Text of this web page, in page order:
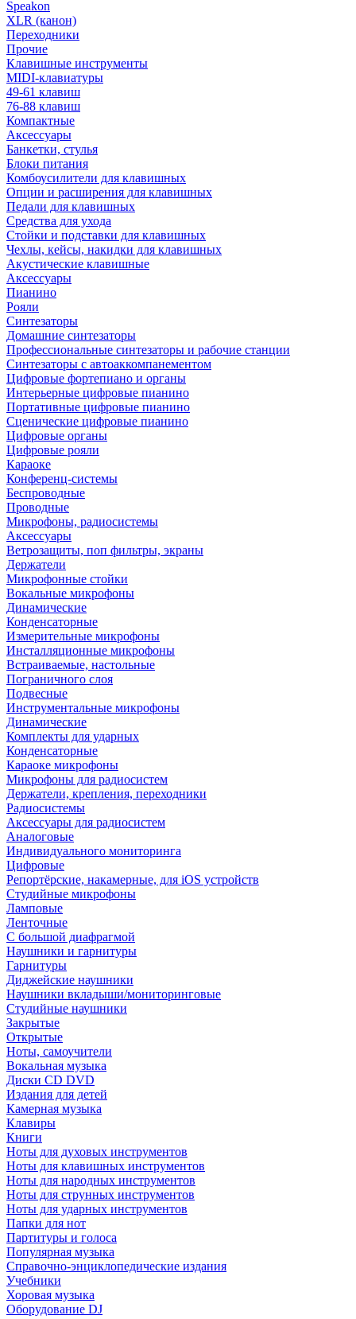
Speakon
XLR (канон)
Переходники
Прочие
Клавишные инструменты
MIDI-клавиатуры
49-61 клавиш
76-88 клавиш
Компактные
Аксессуары
Банкетки, стулья
Блоки питания
Комбоусилители для клавишных
Опции и расширения для клавишных
Педали для клавишных
Средства для ухода
Стойки и подставки для клавишных
Чехлы, кейсы, накидки для клавишных
Акустические клавишные
Аксессуары
Пианино
Рояли
Синтезаторы
Домашние синтезаторы
Профессиональные синтезаторы и рабочие станции
Синтезаторы с автоаккомпанементом
Цифровые фортепиано и органы
Интерьерные цифровые пианино
Портативные цифровые пианино
Сценические цифровые пианино
Цифровые органы
Цифровые рояли
Караоке
Конференц-системы
Беспроводные
Проводные
Микрофоны, радиосистемы
Аксессуары
Ветрозащиты, поп фильтры, экраны
Держатели
Микрофонные стойки
Вокальные микрофоны
Динамические
Конденсаторные
Измерительные микрофоны
Инсталляционные микрофоны
Встраиваемые, настольные
Пограничного слоя
Подвесные
Инструментальные микрофоны
Динамические
Комплекты для ударных
Конденсаторные
Караоке микрофоны
Микрофоны для радиосистем
Держатели, крепления, переходники
Радиосистемы
Аксессуары для радиосистем
Аналоговые
Индивидуального мониторинга
Цифровые
Репортёрские, накамерные, для iOS устройств
Студийные микрофоны
Ламповые
Ленточные
С большой диафрагмой
Наушники и гарнитуры
Гарнитуры
Диджейские наушники
Наушники вкладыши/мониторинговые
Студийные наушники
Закрытые
Открытые
Ноты, самоучители
Вокальная музыка
Диски CD DVD
Издания для детей
Камерная музыка
Клавиры
Книги
Ноты для духовых инструментов
Ноты для клавишных инструментов
Ноты для народных инструментов
Ноты для струнных инструментов
Ноты для ударных инструментов
Папки для нот
Партитуры и голоса
Популярная музыка
Справочно-энциклопедические издания
Учебники
Хоровая музыка
Оборудование DJ